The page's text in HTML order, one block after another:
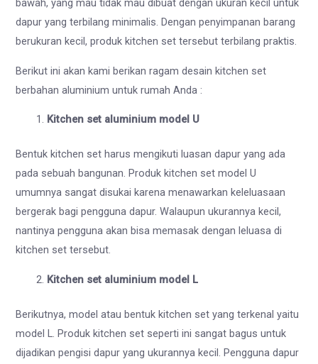
bawah, yang mau tidak mau dibuat dengan ukuran kecil untuk
dapur yang terbilang minimalis. Dengan penyimpanan barang
berukuran kecil, produk kitchen set tersebut terbilang praktis.
Berikut ini akan kami berikan ragam desain kitchen set
berbahan aluminium untuk rumah Anda :
Kitchen set aluminium model U
Bentuk kitchen set harus mengikuti luasan dapur yang ada
pada sebuah bangunan. Produk kitchen set model U
umumnya sangat disukai karena menawarkan keleluasaan
bergerak bagi pengguna dapur. Walaupun ukurannya kecil,
nantinya pengguna akan bisa memasak dengan leluasa di
kitchen set tersebut.
Kitchen set aluminium model L
Berikutnya, model atau bentuk kitchen set yang terkenal yaitu
model L. Produk kitchen set seperti ini sangat bagus untuk
dijadikan pengisi dapur yang ukurannya kecil. Pengguna dapur